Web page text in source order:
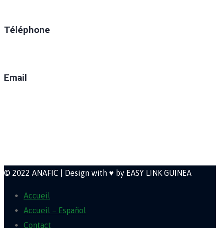
Téléphone
Email
© 2022 ANAFIC | Design with ♥ by EASY LINK GUINEA
Accueil
Accueil – Español
Contact